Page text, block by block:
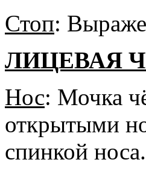
Стоп:
ЛИЦЕВАЯ
Нос: Мочка
открытыми
спинкой носа.